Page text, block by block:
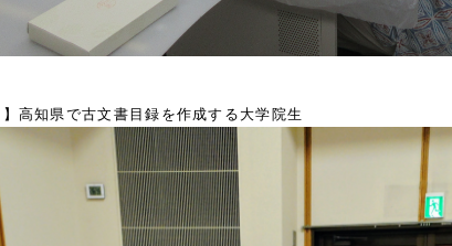
】高知県で古文書目録を作成する大学院生